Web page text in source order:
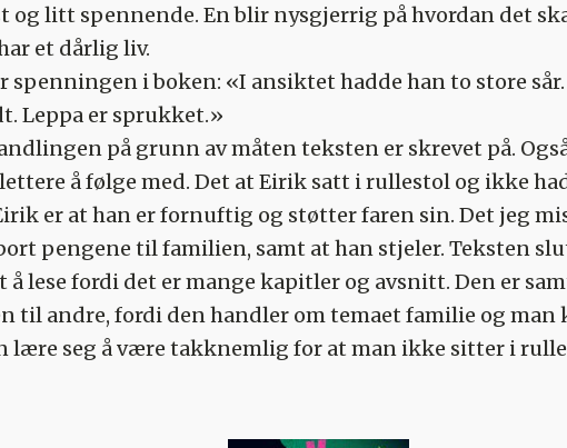
og litt spennende. En blir nysgjerrig på hvordan det
et dårlig liv.
spenningen i boken: «I ansiktet hadde han to store
Leppa er sprukket.»
på grunn av måten teksten er skrevet på.
å følge med. Det at Eirik satt i rullestol og ikke
er at han er fornuftig og støtter faren sin. Det jeg
pengene til familien, samt at han stjeler. Teksten
å lese fordi det er mange kapitler og avsnitt. Den er
til andre, fordi den handler om temaet familie og
lære seg å være takknemlig for at man ikke sitter i